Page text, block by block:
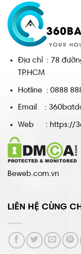
Địa chỉ : 78
TP.HCM
Hotline : 0888
Email :
Web : https://
Beweb.com.vn
LIÊN HỆ CÙNG